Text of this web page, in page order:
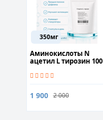
350мг
Аминокислоты N
ацетил L тирозин 100
1 900 2 000